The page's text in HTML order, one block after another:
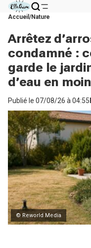
Accueil Nature
Arrêtez
condamné :
garde le
d’eau en
Publié le 07/08/26 à 04:55
© Reworld Media